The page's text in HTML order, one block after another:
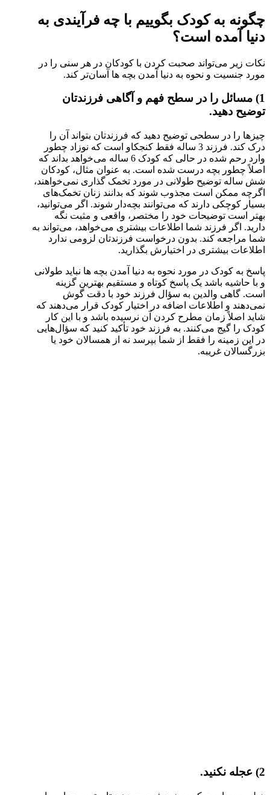
چگونه به کودک بگوییم با چه فرآیندی به
دنیا آمده است؟
نکات زیر می‌تواند صحبت کردن با کودکان در هر سنی را در
مورد جنسیت و نحوه به دنیا آمدن بچه ها آسان‌تر کند.
1) مسائل را در سطح فهم و آگاهی فرزندتان
توضیح دهید.
چیزها را در سطحی توضیح دهید که فرزندتان بتواند آن را
درک کند. فرزند 3 ساله فقط کنجکاو است که نوزاد چطور
وارد رحم شده در حالی که کودک 6 ساله می‌خواهد بداند که
اصلاً چطور بچه درست شده است. به عنوان مثال، کودکان
شش ساله توضیح طولانی در مورد تخمک گذاری نمی‌خواهند،
اگرچه ممکن است مجذوب شوند که بدانند زنان تخمک‌های
بسیار کوچکی دارند که می‌توانند بچه‌دار شوند. اگر می‌توانید،
بهتر است توضیحات خود را مختصر، واقعی و مثبت نگه
دارید. اگر فرزند شما اطلاعات بیشتری می‌خواهد، می‌تواند به
شما مراجعه کند. بدون درخواست فرزندتان لزومی ندارد
اطلاعات بیشتری در اختیارش بگذارید.
پاسخ به کودک در مورد نحوه به دنیا آمدن بچه ها نباید طولانی
و با حاشیه باشد یک پاسخ کوتاه و مستقیم بهترین گزینه
است. گاهی والدین به سؤال فرزند خود با دقت گوش
نمی‌دهند و اطلاعات اضافه در اختیار کودک قرار می‌دهند که
شاید اصلاً زمان مطرح کردن آن نرسیده باشد و با این کار
کودک را گیج می‌کنند. به فرزند خود تأکید کنید که سؤال‌هایی
در این زمینه را فقط از شما بپرسد نه از همسالان خود یا
بزرگسالان غریبه.
2) عجله نکنید.